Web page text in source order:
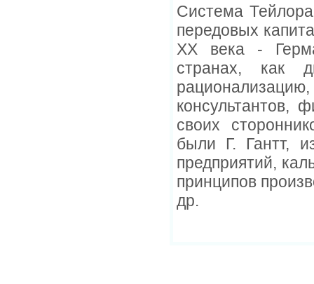
Система
передовых
ХХ века -
странах, как
консультантов,
своих
были Г. Гантт,
предприятий,
принципов
др.